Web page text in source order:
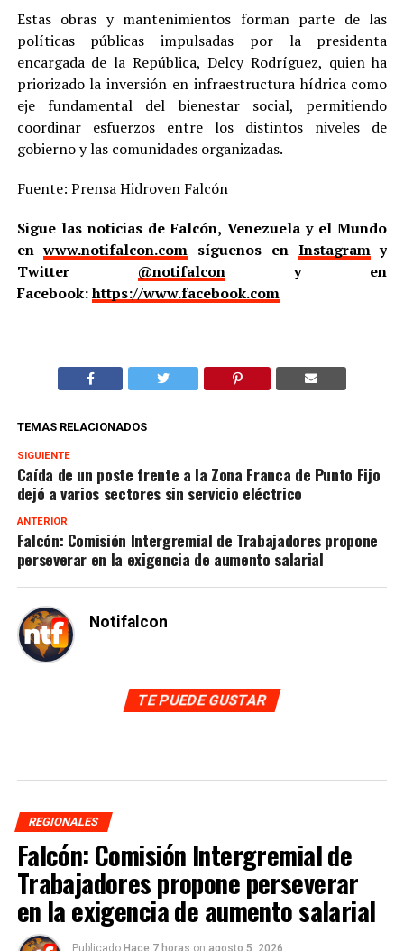
Estas obras y mantenimientos forman parte de las
políticas públicas impulsadas por la presidenta
encargada de la República, Delcy Rodríguez, quien ha
priorizado la inversión en infraestructura hídrica como
eje fundamental del bienestar social, permitiendo
coordinar esfuerzos entre los distintos niveles de
gobierno y las comunidades organizadas.
Fuente: Prensa Hidroven Falcón
Sigue las noticias de Falcón, Venezuela y el Mundo
enwww.notifalcon.com síguenos en Instagramy
Twitter @notifalcony en
Facebook:https://www.facebook.com
TEMAS RELACIONADOS
SIGUIENTE
Caída de un poste frente a la Zona Franca de Punto Fijo
dejó a varios sectores sin servicio eléctrico
ANTERIOR
Falcón: Comisión Intergremial de Trabajadores propone
perseverar en la exigencia de aumento salarial
Notifalcon
TE PUEDE GUSTAR
REGIONALES
Falcón: Comisión Intergremial de
Trabajadores propone perseverar
en la exigencia de aumento salarial
Publicado Hace 7 horas on agosto 5, 2026